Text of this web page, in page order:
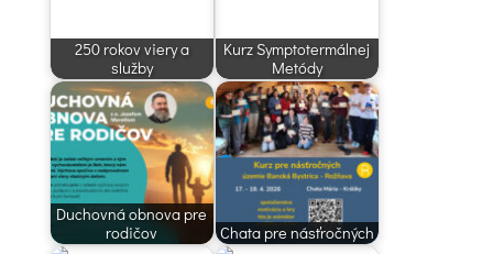
250 rokov viery a
služby
Kurz Symptotermálnej
Metódy
Duchovná obnova pre
rodičov
Chata pre násťročných